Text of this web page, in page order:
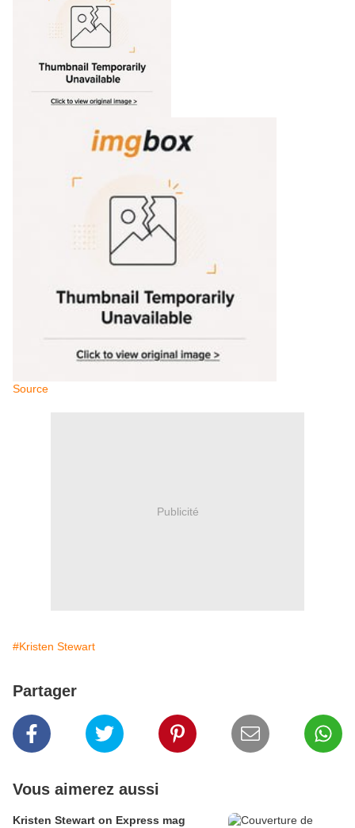
Source
Publicité
#Kristen Stewart
Partager
Vous aimerez aussi
Kristen Stewart on Express mag